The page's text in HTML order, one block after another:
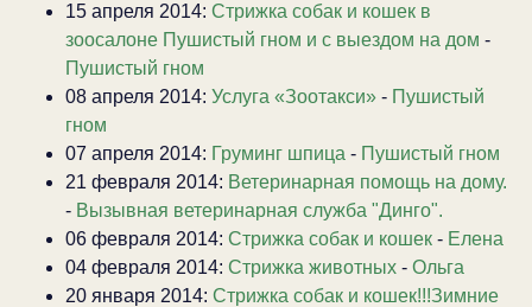
15 апреля 2014: Стрижка собак и кошек в
зоосалоне Пушистый гном и с выездом на дом -
Пушистый гном
08 апреля 2014: Услуга «Зоотакси» - Пушистый
гном
07 апреля 2014: Груминг шпица - Пушистый гном
21 февраля 2014: Ветеринарная помощь на дому.
- Вызывная ветеринарная служба "Динго".
06 февраля 2014: Стрижка собак и кошек - Елена
04 февраля 2014: Стрижка животных - Ольга
20 января 2014: Стрижка собак и кошек!!!Зимние